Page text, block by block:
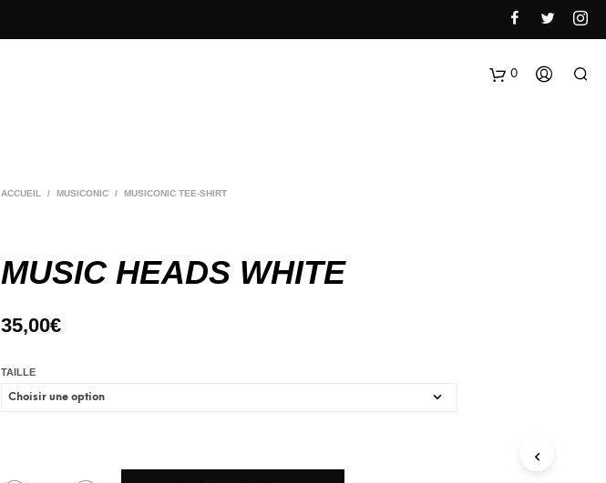
0
ACCUEIL / MUSICONIC / MUSICONIC TEE-SHIRT
MUSIC HEADS WHITE
35,00€
TAILLE